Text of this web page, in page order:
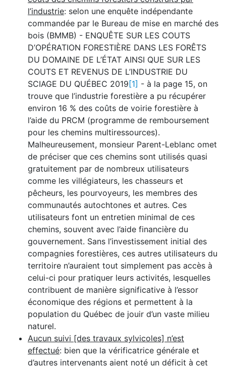
l’industrie: selon une enquête indépendante
commandée par le Bureau de mise en marché des
bois (BMMB) - ENQUÊTE SUR LES COUTS
D’OPÉRATION FORESTIÈRE DANS LES FORÊTS
DU DOMAINE DE L’ÉTAT AINSI QUE SUR LES
COUTS ET REVENUS DE L’INDUSTRIE DU
SCIAGE DU QUÉBEC 2019 [1] - à la page 15, on
trouve que l’industrie forestière a pu récupérer
environ 16 % des coûts de voirie forestière à
l’aide du PRCM (programme de remboursement
pour les chemins multiressources).
Malheureusement, monsieur Parent-Leblanc omet
de préciser que ces chemins sont utilisés quasi
gratuitement par de nombreux utilisateurs
comme les villégiateurs, les chasseurs et
pêcheurs, les pourvoyeurs, les membres des
communautés autochtones et autres. Ces
utilisateurs font un entretien minimal de ces
chemins, souvent avec l’aide financière du
gouvernement. Sans l’investissement initial des
compagnies forestières, ces autres utilisateurs du
territoire n’auraient tout simplement pas accès à
celui-ci pour pratiquer leurs activités, lesquelles
contribuent de manière significative à l’essor
économique des régions et permettent à la
population du Québec de jouir d’un vaste milieu
naturel.
Aucun suivi [des travaux sylvicoles] n’est
effectué: bien que la vérificatrice générale et
d’autres intervenants aient noté un déficit à cet